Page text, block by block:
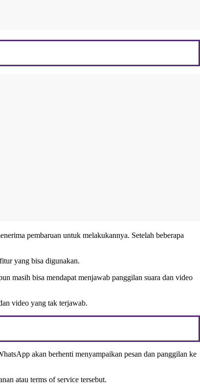
pembaruan untuk melakukannya. Setelah beberapa
yang bisa digunakan.
masih bisa mendapat menjawab panggilan suara dan video
video yang tak terjawab.
akan berhenti menyampaikan pesan dan panggilan ke
atau terms of service tersebut.